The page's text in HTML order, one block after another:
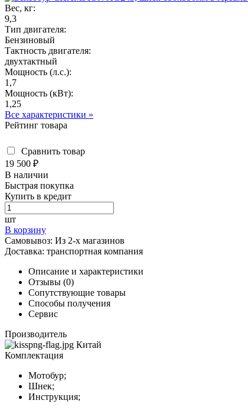
Вес, кг:
9,3
Тип двигателя:
Бензиновый
Тактность двигателя:
двухтактный
Мощность (л.с.):
1,7
Мощность (кВт):
1,25
Все характеристики »
Рейтинг товара
Сравнить товар
19 500 ₽
В наличии
Быстрая покупка
Купить в кредит
шт
В корзину
Самовывоз: Из 2-х магазинов
Доставка: транспортная компания
Описание и характеристики
Отзывы (0)
Сопутствующие товары
Способы получения
Сервис
Производитель
Китай
Комплектация
Мотобур;
Шнек;
Инструкция;